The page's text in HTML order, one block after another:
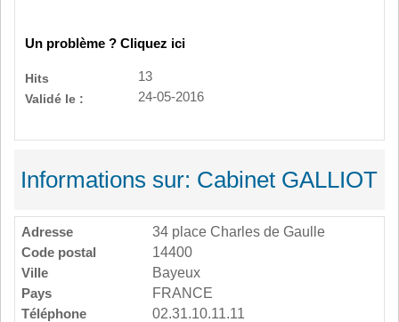
Un problème ? Cliquez ici
Hits
13
Validé le :
24-05-2016
Informations sur: Cabinet GALLIOT
Adresse
34 place Charles de Gaulle
Code postal
14400
Ville
Bayeux
Pays
FRANCE
Téléphone
02.31.10.11.11